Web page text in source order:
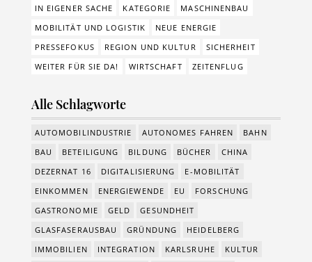
IN EIGENER SACHE
KATEGORIE
MASCHINENBAU
MOBILITÄT UND LOGISTIK
NEUE ENERGIE
PRESSEFOKUS
REGION UND KULTUR
SICHERHEIT
WEITER FÜR SIE DA!
WIRTSCHAFT ZEITENFLUG
Alle Schlagworte
AUTOMOBILINDUSTRIE AUTONOMES FAHREN
BAHN
BAU
BETEILIGUNG BILDUNG BÜCHER
CHINA
DEZERNAT 16
DIGITALISIERUNG
E-MOBILITÄT
EINKOMMEN
ENERGIEWENDE EU
FORSCHUNG
GASTRONOMIE
GELD
GESUNDHEIT
GLASFASERAUSBAU
GRÜNDUNG
HEIDELBERG
IMMOBILIEN
INTEGRATION KARLSRUHE
KULTUR